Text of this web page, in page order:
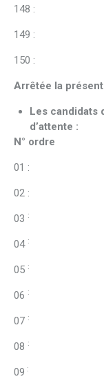
148 :
149 :
150 :
Arrêtée la
Les candidats
d’attente :
N° ordre
01 :
02 :
03
04
05
06
07
08
09